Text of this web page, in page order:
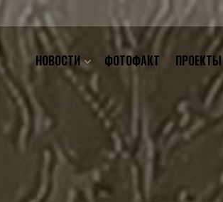
НОВОСТИ ФОТОФАКТ ПРОЕКТЫ